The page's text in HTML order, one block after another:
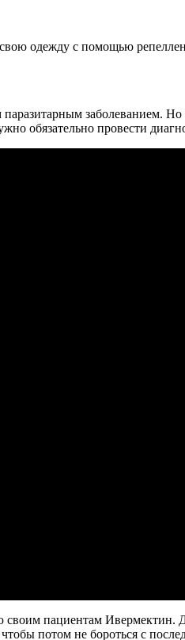
одежду с помощью
заболеванием.
обязательно провести
своим пациентам Ивермектин.
потом не бороться с